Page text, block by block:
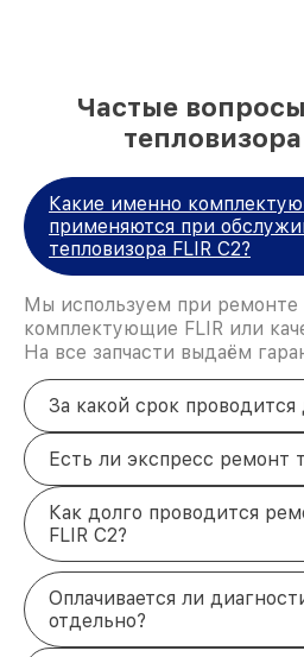
Частые
тепловизора
Какие именно
применяются при
тепловизора FLIR C2?
Мы используем при ремонте
комплектующие FLIR или
На все запчасти выдаём
За какой срок проводится
Есть ли экспресс ремонт
Как долго проводится
FLIR C2?
Оплачивается ли
отдельно?